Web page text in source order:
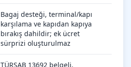
Bagaj desteği, terminal/kapı
karşılama ve kapıdan kapıya
bırakış dahildir; ek ücret
sürprizi oluşturulmaz
TÜRSAB 13692 belgeli,